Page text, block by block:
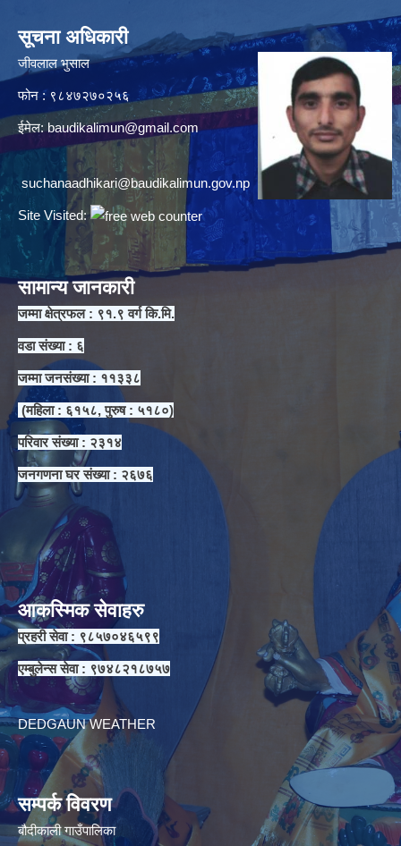
सूचना अधिकारी
जीवलाल भुसाल
फोन : ९८४७२७०२५६
ईमेल: baudikalimun@gmail.com
suchanaadhikari@baudikalimun.gov.np
Site Visited:
सामान्य जानकारी
जम्मा क्षेत्रफल : ९१.९ वर्ग कि.मि.
वडा संख्या : ६
जम्मा जनसंख्या : ११३३८
(महिला : ६१५८, पुरुष : ५१८०)
परिवार संख्या : २३१४
जनगणना घर संख्या : २६७६
आकस्मिक सेवाहरु
प्रहरी सेवा : ९८५७०४६५९९
एम्बुलेन्स सेवा : ९७४८२१८७५७
DEDGAUN WEATHER
सम्पर्क विवरण
बौदीकाली गाउँपालिका